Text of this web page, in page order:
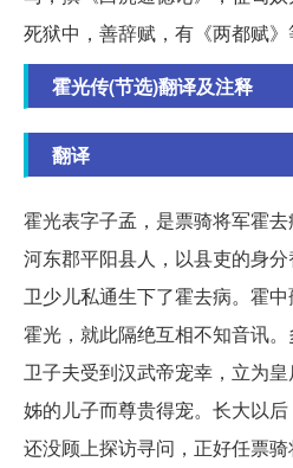
死狱中，善辞赋，有《两都赋》
霍光传(节选)翻译及注释
翻译
霍光表字子孟，是票骑将军霍
河东郡平阳县人，以县吏的身
卫少儿私通生下了霍去病。霍
霍光，就此隔绝互相不知音讯
卫子夫受到汉武帝宠幸，立为
姊的儿子而尊贵得宠。长大以
还没顾上探访寻问，正好任票